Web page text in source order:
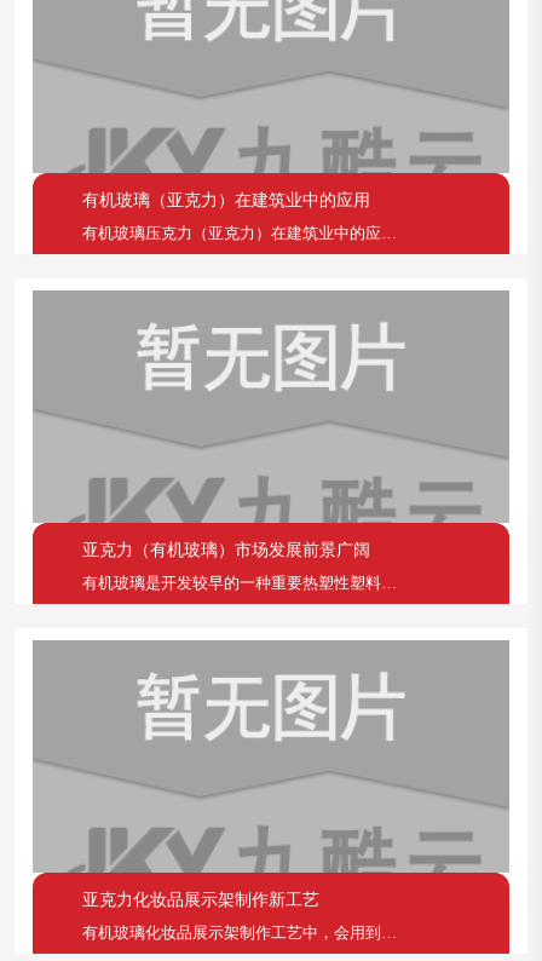
有机玻璃（亚克力）在建筑业中的应用
有机玻璃压克力（亚克力）在建筑业中的应用在建筑方面
亚克力（有机玻璃）市场发展前景广阔
有机玻璃是开发较早的一种重要热塑性塑料，具有透明性
亚克力化妆品展示架制作新工艺
有机玻璃化妆品展示架制作工艺中，会用到有机玻璃丝网